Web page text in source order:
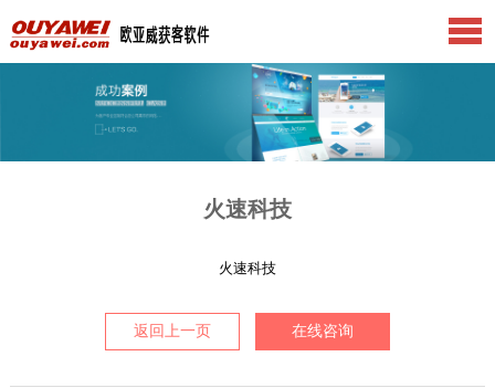
火速科技
火速科技
返回上一页 在线咨询